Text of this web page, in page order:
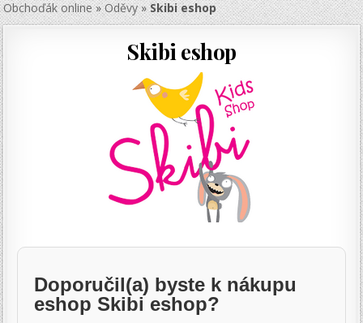
Obchoďák online»Oděvy»Skibi eshop
Skibi eshop
Doporučil(a) byste k nákupu
eshop Skibi eshop?